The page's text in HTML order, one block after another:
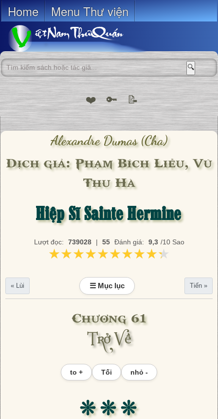
Home Menu Thư viện
🔍
❤️ 🔑 📝
Alexandre Dumas (cha)
Dịch giả: Phạm Bích Liễu, Vũ
Thu Hà
Hiệp Sĩ Sainte Hermine
Lượt đọc: 739028 | 55 Đánh giá: 9,3 /10 Sao
★★★★★★★★★★
★★★★★★★★★★
« Lùi ☰ Mục lục Tiến »
Chương 61
Trở Về
to + Tối nhỏ -
❊ ❊ ❊